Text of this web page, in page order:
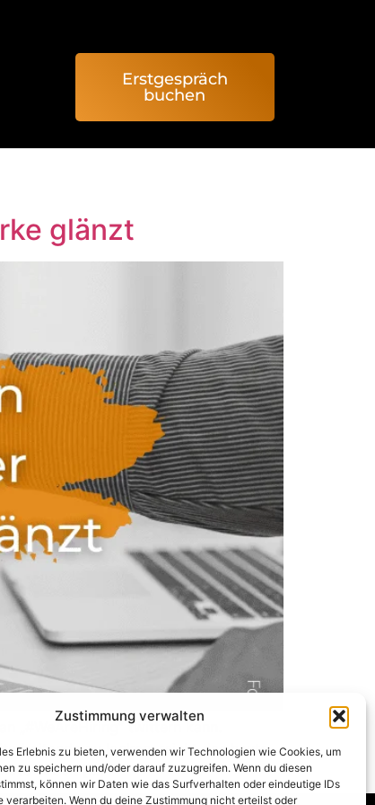
Zustimmung verwalten
Erlebnis zu bieten, verwenden wir Technologien wie Cookies, um
zu speichern und/oder darauf zuzugreifen. Wenn du diesen
können wir Daten wie das Surfverhalten oder eindeutige IDs
verarbeiten. Wenn du deine Zustimmung nicht erteilst oder
Erstgespräch
buchen
glänzt
„#WeAreHiring“ twittern kann.
zu locken, reicht das heute
Arbeit […]